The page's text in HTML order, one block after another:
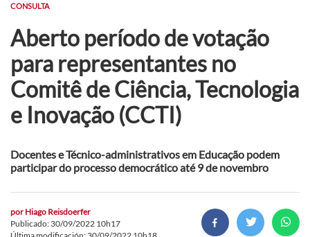
CONSULTA
Aberto período de votação
para representantes no
Comitê de Ciência, Tecnologia
e Inovação (CCTI)
Docentes e Técnico-administrativos em Educação podem
participar do processo democrático até 9 de novembro
por Hiago Reisdoerfer
Publicado: 30/09/2022 10h17